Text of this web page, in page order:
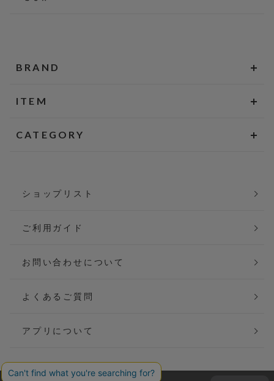
BRAND
ITEM
CATEGORY
ショップリスト
ご利用ガイド
お問い合わせについて
よくあるご質問
アプリについて